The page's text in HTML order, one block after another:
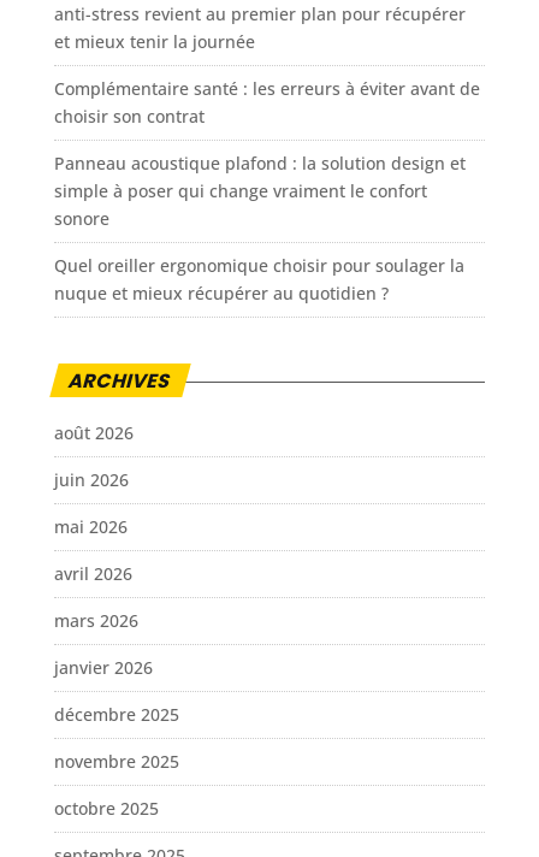
anti-stress revient au premier plan pour récupérer
et mieux tenir la journée
Complémentaire santé : les erreurs à éviter avant de
choisir son contrat
Panneau acoustique plafond : la solution design et
simple à poser qui change vraiment le confort
sonore
Quel oreiller ergonomique choisir pour soulager la
nuque et mieux récupérer au quotidien ?
ARCHIVES
août 2026
juin 2026
mai 2026
avril 2026
mars 2026
janvier 2026
décembre 2025
novembre 2025
octobre 2025